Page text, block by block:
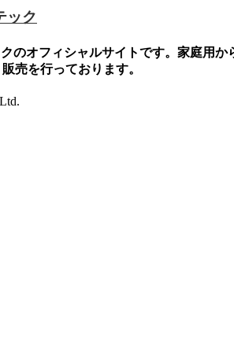
ック
のオフィシャルサイトです。家庭用か
売を行っております。